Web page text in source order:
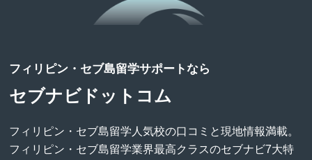
フィリピン・セブ島留学サポートなら
セブナビドットコム
フィリピン・セブ島留学人気校の口コミと現地情報満載。
フィリピン・セブ島留学業界最高クラスのセブナビ7大特